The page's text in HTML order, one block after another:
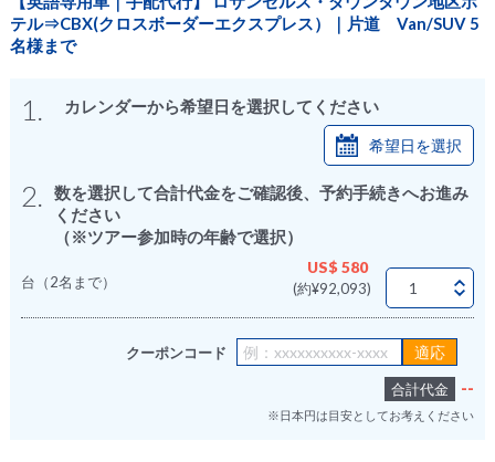
テル⇒CBX(クロスボーダーエクスプレス）｜片道 Van/SUV 5
名様まで
1. カレンダーから希望日を選択してください
希望日を選択
2.
数を選択して合計代金をご確認後、予約手続きへお進み
ください
（※ツアー参加時の年齢で選択）
台（2名まで）
US$ 580
(約¥92,093)
クーポンコード
合計代金 --
※日本円は目安としてお考えください